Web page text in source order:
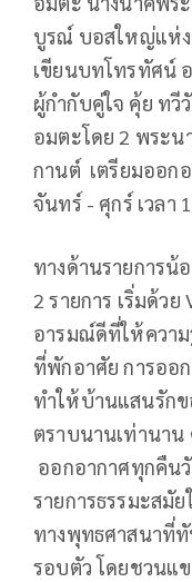
บูรณ์ บอสใหญ่แห่ง
เขียนบทโทรทัศน์
ผู้กำกับคู่ใจ คุ้ย ทวี
อมตะโดย 2 พระ
กานต์ เตรียมออก
จันทร์ - ศุกร์ เวลา
ทางด้านรายการน้
2 รายการ เริ่มด้วย
อารมณ์ดีที่ให้ความ
ที่พักอาศัย การออ
ทำให้บ้านแสนรัก
ตราบนานเท่านาน
ออกอากาศทุกคืน
รายการธรรมะสมั
ทางพุทธศาสนาที่
รอบตัว โดยชวนแ